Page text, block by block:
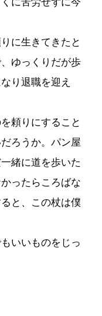
に生きてきたと
ゆっくりだが歩
り退職を迎え
頼りにすること
ろうか。パン屋
緒に道を歩いた
ったらころばな
と、この杖は僕
いいものをじっ